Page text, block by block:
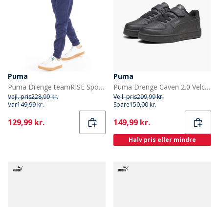
Puma
Puma Drenge teamRISE Sport træningsbukser Blå
Vejl. pris228,99 kr.
Var149,99 kr.
Current
129,99 kr.
Puma
Puma Drenge Caven 2.0 Velcro Træningssko Sort/Dark Grey
Vejl. pris299,99 kr.
Spare150,00 kr.
Current
149,99 kr.
Halv pris eller mindre